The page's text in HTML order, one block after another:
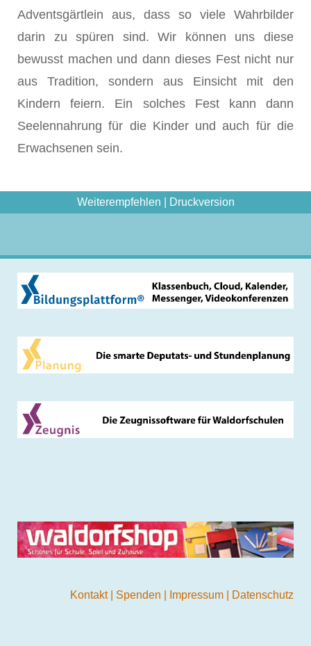
Adventsgärtlein aus, dass so viele Wahrbilder
darin zu spüren sind. Wir können uns diese
bewusst machen und dann dieses Fest nicht nur
aus Tradition, sondern aus Einsicht mit den
Kindern feiern. Ein solches Fest kann dann
Seelennahrung für die Kinder und auch für die
Erwachsenen sein.
Weiterempfehlen Druckversion
Kontakt Spenden Impressum Datenschutz